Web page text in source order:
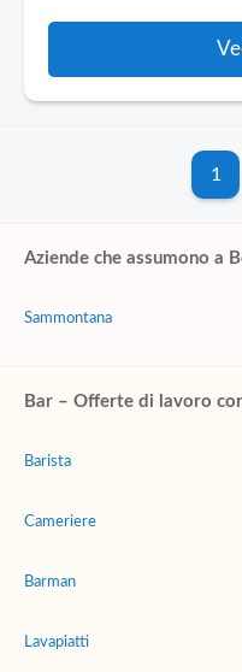
1
Aziende che assumono a
Sammontana
Bar – Offerte di lavoro
Barista
Cameriere
Barman
Lavapiatti